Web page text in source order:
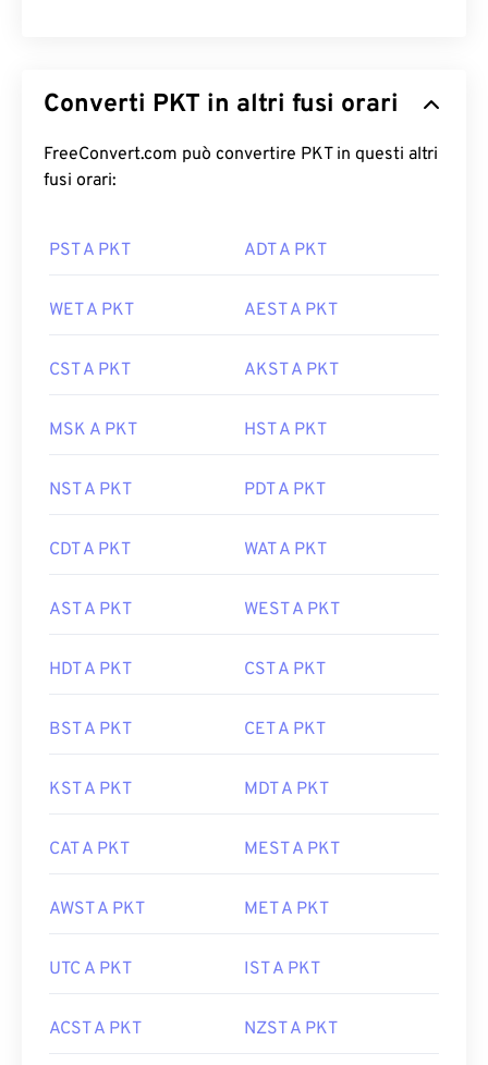
Converti PKT in altri fusi orari
FreeConvert.com può convertire PKT in questi altri
fusi orari:
PST A PKT ADT A PKT
WET A PKT AEST A PKT
CST A PKT AKST A PKT
MSK A PKT HST A PKT
NST A PKT PDT A PKT
CDT A PKT WAT A PKT
AST A PKT WEST A PKT
HDT A PKT CST A PKT
BST A PKT CET A PKT
KST A PKT MDT A PKT
CAT A PKT MEST A PKT
AWST A PKT MET A PKT
UTC A PKT IST A PKT
ACST A PKT NZST A PKT